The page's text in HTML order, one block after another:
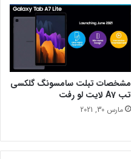
مشخصات تبلت سامسونگ گلکسی
تب A7 لایت لو رفت
مارس 30, 2021